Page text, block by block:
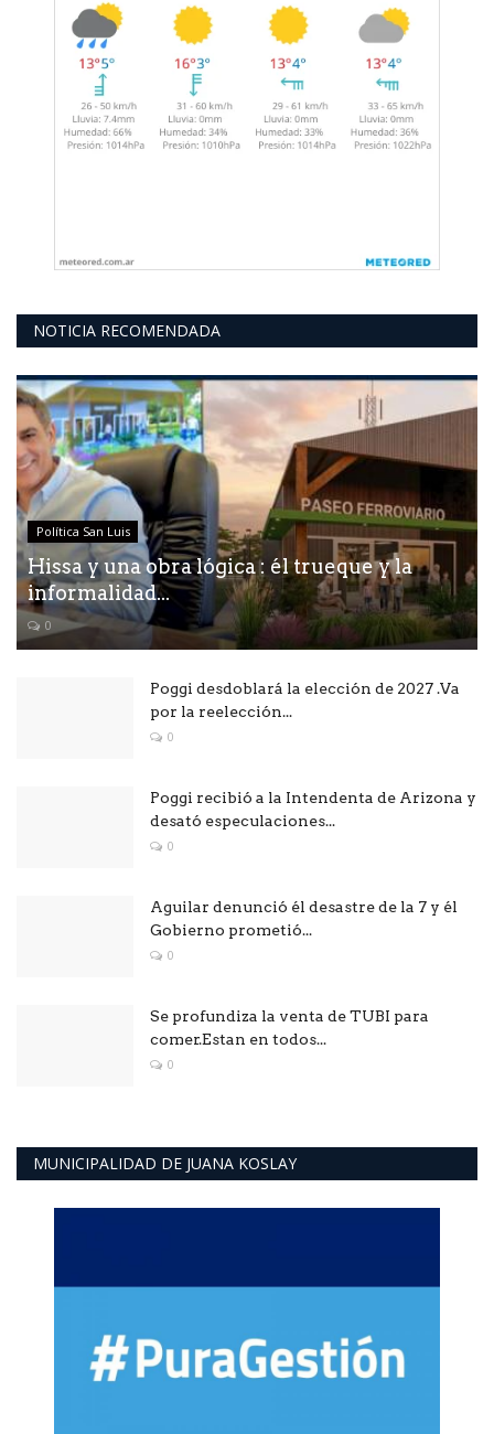
NOTICIA RECOMENDADA
Política San Luis
Hissa y una obra lógica : él trueque y la
informalidad...
0
Poggi desdoblará la elección de 2027 .Va
por la reelección...
0
Poggi recibió a la Intendenta de Arizona y
desató especulaciones...
0
Aguilar denunció él desastre de la 7 y él
Gobierno prometió...
0
Se profundiza la venta de TUBI para
comer.Estan en todos...
0
MUNICIPALIDAD DE JUANA KOSLAY